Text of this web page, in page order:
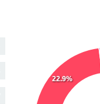
22.9%